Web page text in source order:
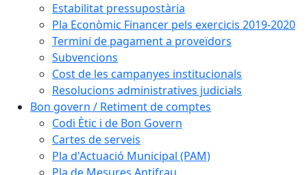
Estabilitat pressupostària
Pla Econòmic Financer pels exercicis 2019-2020
Termini de pagament a proveïdors
Subvencions
Cost de les campanyes institucionals
Resolucions administratives judicials
Bon govern / Retiment de comptes
Codi Ètic i de Bon Govern
Cartes de serveis
Pla d'Actuació Municipal (PAM)